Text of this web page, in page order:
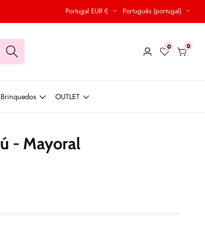
Portugal EUR € Português (portugal)
Conecte-
0 00
Brinquedos
OUTLET
- Mayoral